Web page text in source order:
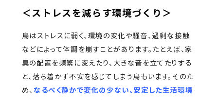
＜ストレスを減らす環境づくり＞
鳥はストレスに弱く、環境の変化や騒音、過剰な接触
などによって体調を崩すことがあります。たとえば、家
具の配置を頻繁に変えたり、大きな音を立てたりする
と、落ち着かず不安を感じてしまう鳥もいます。そのた
め、 なるべく静かで変化の少ない、安定した生活環境